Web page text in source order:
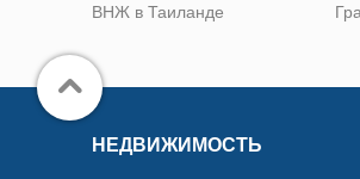
ВНЖ в Таиланде
НЕДВИЖИМОСТЬ